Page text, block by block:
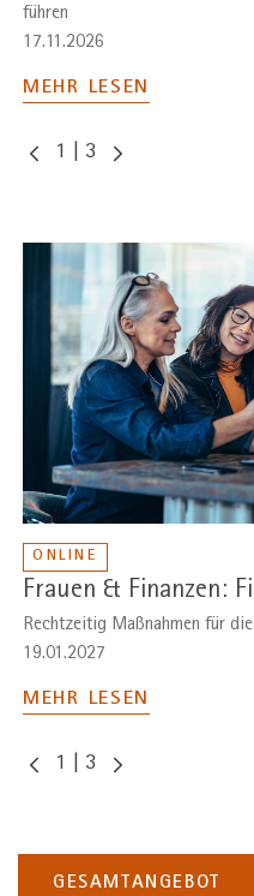
führen
17.11.2026
MEHR LESEN
1 3
ONLINE
Frauen & Finanzen:
Rechtzeitig Maßnahmen für
19.01.2027
MEHR LESEN
1 3
GESAMTANGEBOT